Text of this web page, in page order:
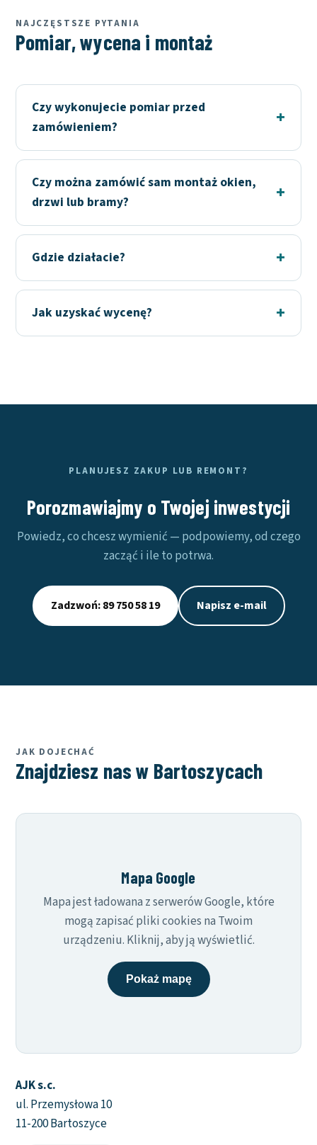
NAJCZĘSTSZE PYTANIA
Pomiar, wycena i montaż
Czy wykonujecie pomiar przed
zamówieniem?
Czy można zamówić sam montaż okien,
drzwi lub bramy?
Gdzie działacie?
Jak uzyskać wycenę?
PLANUJESZ ZAKUP LUB REMONT?
Porozmawiajmy o Twojej inwestycji
Powiedz, co chcesz wymienić — podpowiemy, od czego
zacząć i ile to potrwa.
Zadzwoń: 89 750 58 19 Napisz e-mail
JAK DOJECHAĆ
Znajdziesz nas w Bartoszycach
Mapa Google
Mapa jest ładowana z serwerów Google, które
mogą zapisać pliki cookies na Twoim
urządzeniu. Kliknij, aby ją wyświetlić.
Pokaż mapę
AJK s.c.
ul. Przemysłowa 10
11-200 Bartoszyce